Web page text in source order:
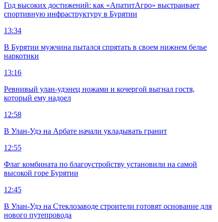
Год высоких достижений: как «АпатитАгро» выстраивает
спортивную инфраструктуру в Бурятии
13:34
В Бурятии мужчина пытался спрятать в своем нижнем белье
наркотики
13:16
Ревнивый улан-удэнец ножами и кочергой выгнал гостя,
который ему надоел
12:58
В Улан-Удэ на Арбате начали укладывать гранит
12:55
Флаг комбината по благоустройству установили на самой
высокой горе Бурятии
12:45
В Улан-Удэ на Стеклозаводе строители готовят основание для
нового путепровода